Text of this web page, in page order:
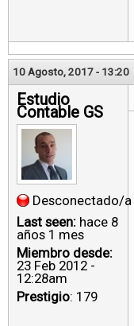
10 Agosto, 2017 - 13:20
Estudio
Contable GS
Desconectado/a
Last seen: hace 8
años 1 mes
Miembro desde:
23 Feb 2012 -
12:28am
Prestigio: 179